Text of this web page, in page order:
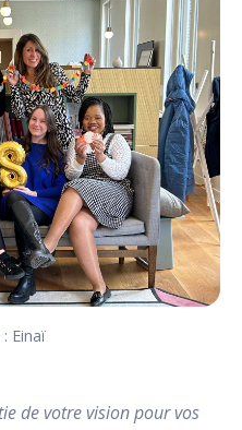
Einaï
de votre vision pour vos